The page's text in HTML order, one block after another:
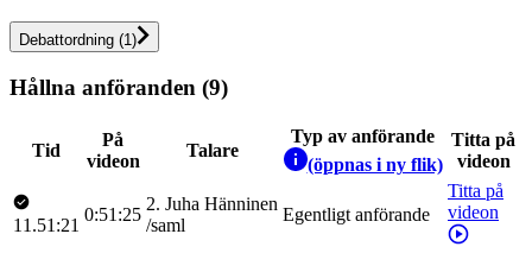
Debattordning (1)
Hållna anföranden (9)
Tid
På
videon
Talare
Typ av anförande
(öppnas i ny flik)
Titta på
videon
11.51:21
0:51:25
2. Juha Hänninen
/saml
Egentligt anförande
Titta på
videon